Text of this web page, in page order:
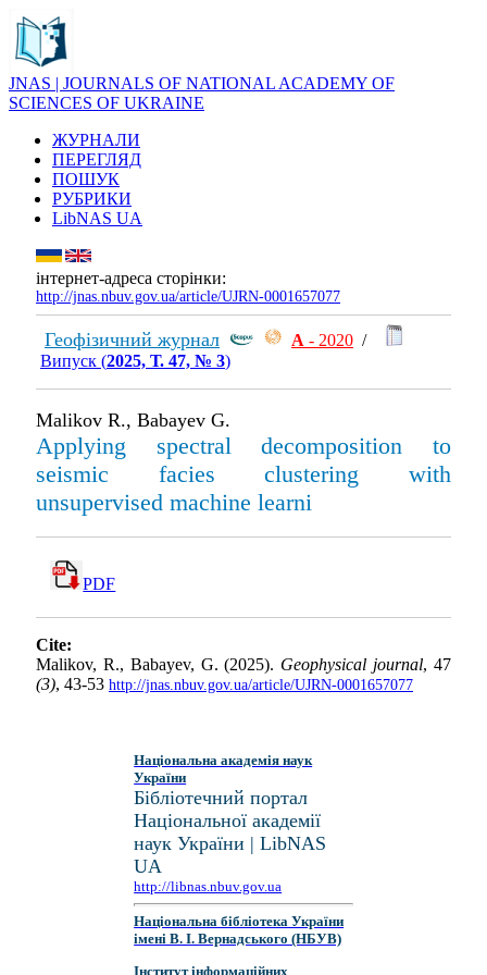
JNAS | JOURNALS OF NATIONAL ACADEMY OF
SCIENCES OF UKRAINE
ЖУРНАЛИ
ПЕРЕГЛЯД
ПОШУК
РУБРИКИ
LibNAS UA
інтернет-адреса сторінки:
http://jnas.nbuv.gov.ua/article/UJRN-0001657077
Геофізичний журнал А - 2020 /
Випуск (2025, Т. 47, № 3)
Malikov R., Babayev G.
Applying spectral decomposition to
seismic facies clustering with
unsupervised machine learni
PDF
Cite:
Malikov, R., Babayev, G. (2025). Geophysical journal, 47
(3), 43-53 http://jnas.nbuv.gov.ua/article/UJRN-0001657077
Національна академія наук
України
Бібліотечний портал
Національної академії
наук України | LibNAS
UA
http://libnas.nbuv.gov.ua
Національна бібліотека України
імені В. І. Вернадського (НБУВ)
Інститут інформаційних